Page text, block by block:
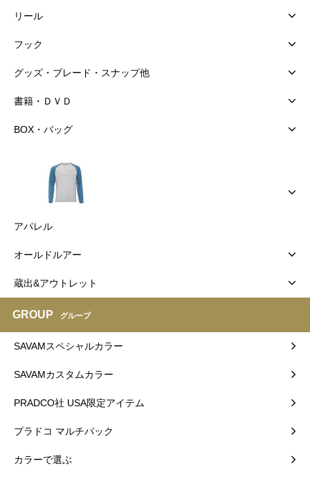
リール
フック
グッズ・ブレード・スナップ他
書籍・ＤＶＤ
BOX・バッグ
アパレル
オールドルアー
蔵出&アウトレット
GROUP グループ
SAVAMスペシャルカラー
SAVAMカスタムカラー
PRADCO社 USA限定アイテム
プラドコ マルチパック
カラーで選ぶ